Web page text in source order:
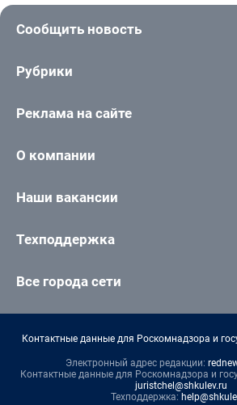
Сообщить новость
Рубрики
Реклама на сайте
О компании
Наши вакансии
Техподдержка
Все города сети
Контактные данные для Роскомнадзора и
Электронный адрес редакции:
Контактные данные для Роскомнадзора и
juristchel@shkulev.ru
Техподдержка: